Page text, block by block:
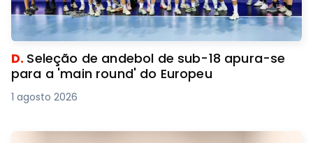
D. Seleção de andebol de sub-18 apura-se
para a 'main round' do Europeu
1 agosto 2026